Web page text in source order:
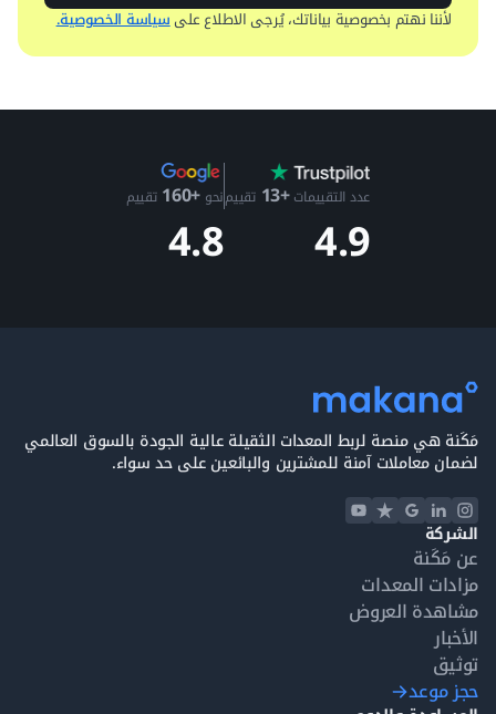
لأننا نهتم بخصوصية بياناتك، يُرجى الاطلاع علىسياسة الخصوصية.
عدد التقييمات+13 تقييم
4.9
نحو +160 تقييم
4.8
مَكَنة هي منصة لربط المعدات الثقيلة عالية الجودة بالسوق العالمي
لضمان معاملات آمنة للمشترين والبائعين على حد سواء.
الشركة
عن مَكَنة
مزادات المعدات
مشاهدة العروض
الأخبار
توثيق
حجز موعد